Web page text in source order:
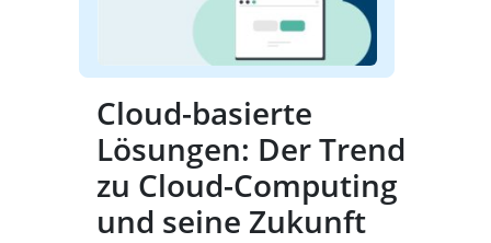
Cloud-basierte
Lösungen: Der Trend
zu Cloud-Computing
und seine Zukunft